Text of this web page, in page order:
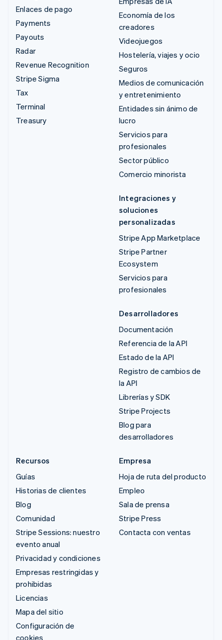
Enlaces de pago
Payments
Payouts
Radar
Revenue Recognition
Stripe Sigma
Tax
Terminal
Treasury
Economía de los
creadores
Videojuegos
Hostelería, viajes y ocio
Seguros
Medios de comunicación
y entretenimiento
Entidades sin ánimo de
lucro
Servicios para
profesionales
Sector público
Comercio minorista
Integraciones y
soluciones
personalizadas
Stripe App Marketplace
Stripe Partner
Ecosystem
Servicios para
profesionales
Desarrolladores
Documentación
Referencia de la API
Estado de la API
Registro de cambios de
la API
Librerías y SDK
Stripe Projects
Blog para
desarrolladores
Recursos
Guías
Historias de clientes
Blog
Comunidad
Stripe Sessions: nuestro
evento anual
Privacidad y condiciones
Empresas restringidas y
prohibidas
Licencias
Mapa del sitio
Configuración de
cookies
Empresa
Hoja de ruta del producto
Empleo
Sala de prensa
Stripe Press
Contacta con ventas